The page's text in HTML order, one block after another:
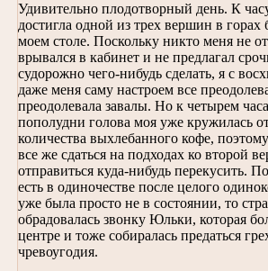
Удивительно плодотворный день. К
достигла одной из трех вершин в горах
моем столе. Поскольку никто меня не
врывался в кабинет и не предлагал
судорожно чего-нибудь сделать, я с
даже меня саму настроем все
преодолевала завалы. Но к четырем
пополудни голова моя уже кружилась
количества выхлебанного кофе,
все же сдаться на подходах ко второй
отправиться куда-нибудь перекусить.
есть в одиночестве после целого
уже была просто не в состоянии, то
обрадовалась звонку Юльки, которая
центре и тоже собиралась предаться
чревоугодия.